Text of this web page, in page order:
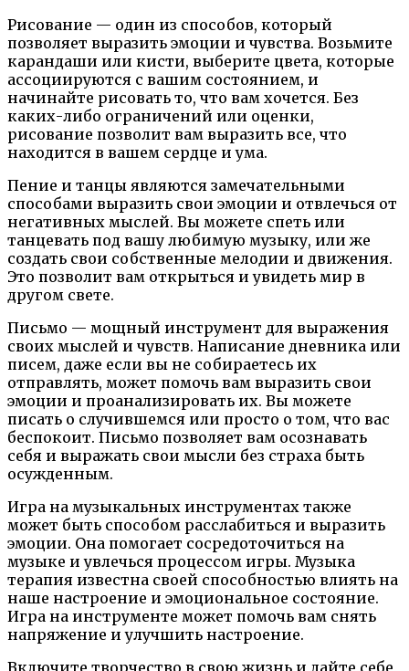
Рисование — один из способов, который
позволяет выразить эмоции и чувства. Возьмите
карандаши или кисти, выберите цвета, которые
ассоциируются с вашим состоянием, и
начинайте рисовать то, что вам хочется. Без
каких-либо ограничений или оценки,
рисование позволит вам выразить все, что
находится в вашем сердце и ума.
Пение и танцы являются замечательными
способами выразить свои эмоции и отвлечься от
негативных мыслей. Вы можете спеть или
танцевать под вашу любимую музыку, или же
создать свои собственные мелодии и движения.
Это позволит вам открыться и увидеть мир в
другом свете.
Письмо — мощный инструмент для выражения
своих мыслей и чувств. Написание дневника или
писем, даже если вы не собираетесь их
отправлять, может помочь вам выразить свои
эмоции и проанализировать их. Вы можете
писать о случившемся или просто о том, что вас
беспокоит. Письмо позволяет вам осознавать
себя и выражать свои мысли без страха быть
осужденным.
Игра на музыкальных инструментах также
может быть способом расслабиться и выразить
эмоции. Она помогает сосредоточиться на
музыке и увлечься процессом игры. Музыка
терапия известна своей способностью влиять на
наше настроение и эмоциональное состояние.
Игра на инструменте может помочь вам снять
напряжение и улучшить настроение.